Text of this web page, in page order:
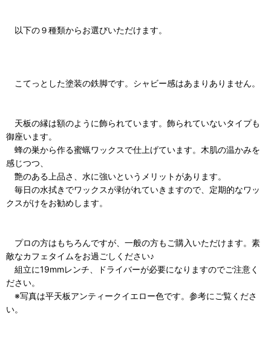
以下の９種類からお選びいただけます。
こてっとした塗装の鉄脚です。シャビー感はあまりありません。
天板の縁は額のように飾られています。飾られていないタイプも
御座います。
蜂の巣から作る蜜蝋ワックスで仕上げています。木肌の温かみを
感じつつ、
艶のある上品さ、水に強いというメリットがあります。
毎日の水拭きでワックスが剥がれていきますので、定期的なワッ
クスがけをお勧めします。
プロの方はもちろんですが、一般の方もご購入いただけます。素
敵なカフェタイムをお過ごしください♪
組立に19mmレンチ、ドライバーが必要になりますのでご注意く
ださい。
※写真は平天板アンティークイエロー色です。参考にご覧くださ
い。